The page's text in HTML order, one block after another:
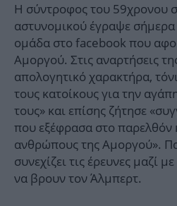
Η σύντροφος του 59χρονου
αστυνομικού έγραψε
ομάδα στο facebook που
Αμοργού. Στις αναρτήσεις
απολογητικό χαρακτήρα,
τους κατοίκους για την
τους» και επίσης ζήτησε
που εξέφρασα στο παρελθόν
ανθρώπους της Αμοργού».
συνεχίζει τις έρευνες μαζί
να βρουν τον Άλμπερτ.